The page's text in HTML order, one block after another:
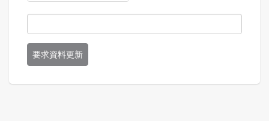
要求資料更新